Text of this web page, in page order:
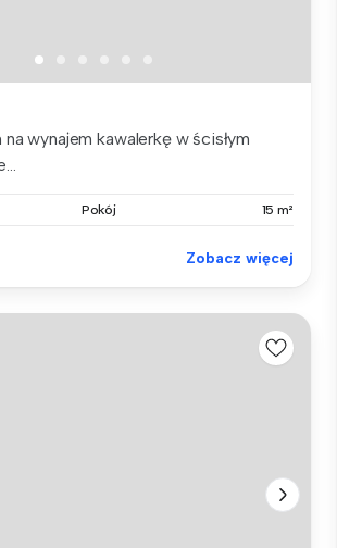
wynajem kawalerkę w ścisłym
Pokój 15 m²
Zobacz więcej